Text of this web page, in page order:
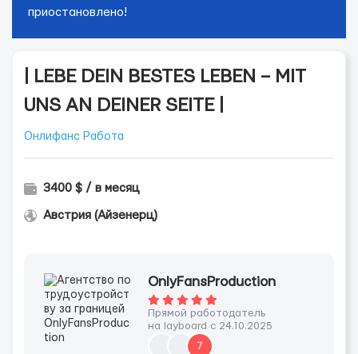
приостановлено!
| LEBE DEIN BESTES LEBEN – MIT
UNS AN DEINER SEITE |
Онлифанс Работа
3400 $ / в месяц
Австрия (Айзенерц)
OnlyFansProduction
Прямой работодатель
на layboard с 24.10.2025
7